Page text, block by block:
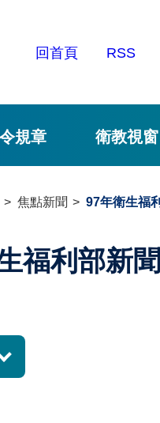
回首頁 RSS
規章 衛教視窗
焦點新聞 97年衛生福
福利部新聞